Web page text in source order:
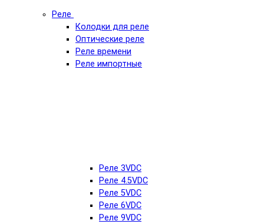
Реле
Колодки для реле
Оптические реле
Реле времени
Реле импортные
Реле 3VDC
Реле 4.5VDC
Реле 5VDC
Реле 6VDC
Реле 9VDC